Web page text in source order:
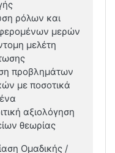
ρόλων και
μερών
μελέτη
προβλημάτων
με ποσοτικά
αξιολόγηση
θεωρίας
Ομαδικής /